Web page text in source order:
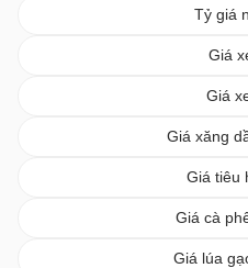
Tỷ giá
Giá
Giá
Giá xăng
Giá tiêu
Giá cà
Giá lúa